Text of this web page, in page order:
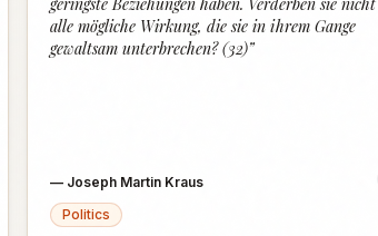
alle mögliche Wirkung, die sie in ihrem Gange
gewaltsam unterbrechen? (32)”
— Joseph Martin Kraus
Politics